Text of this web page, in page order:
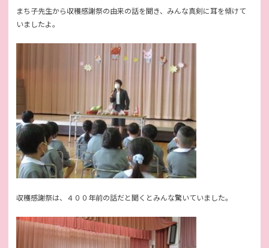
まち子先生から収穫感謝祭の由来の話を聞き、みんな真剣に耳を傾けて
いましたよ。
収穫感謝祭は、４００年前の話だと聞くとみんな驚いていました。